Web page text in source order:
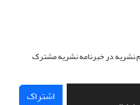
نشریه در خبرنامه نشریه مشترک
اشتراک